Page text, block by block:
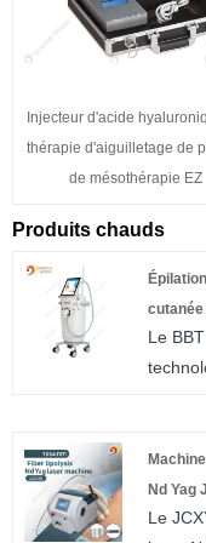
Injecteur d'acide
thérapie d'aiguilletage de
de mésothérapie EZ
Produits chauds
Le
Il
l’état
pileux,
Nd Yag
Le